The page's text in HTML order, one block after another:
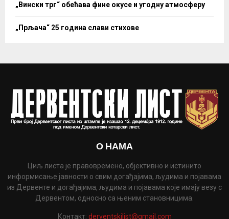
„Вински трг“ обећава фине окусе и угодну атмосферу
„Прљача“ 25 година слави стихове
О НАМА
Циљ листа је правовремено, објективно и истинито
информисање јавности о свим догађајима, људима и појавама
из Дервенте и догађајима, људима и појавама које имају везу с
Дервентом, односно са њеним становницима.
Контакт: derventskilist@gmail.com